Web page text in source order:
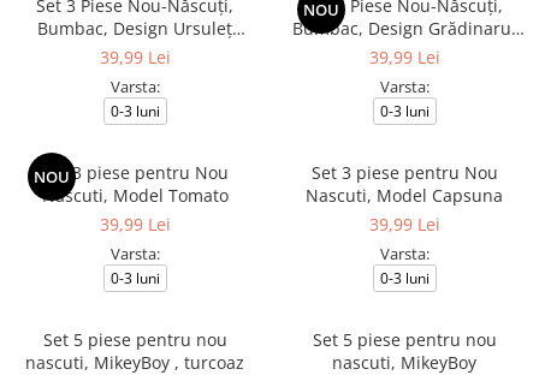
Set 3 Piese Nou-Născuți,
Bumbac, Design Ursuleț
Explorator
39,99 Lei
Varsta:
0-3 luni
NOU
Set 3 Piese Nou-Născuți,
Bumbac, Design Grădinarul
Vesel și Cățeluși
39,99 Lei
Varsta:
0-3 luni
NOU
Set 3 piese pentru Nou
Nascuti, Model Tomato
39,99 Lei
Varsta:
0-3 luni
Set 3 piese pentru Nou
Nascuti, Model Capsuna
39,99 Lei
Varsta:
0-3 luni
Set 5 piese pentru nou
nascuti, MikeyBoy , turcoaz
Set 5 piese pentru nou
nascuti, MikeyBoy